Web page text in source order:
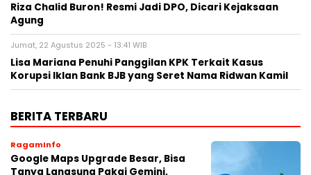
Riza Chalid Buron! Resmi Jadi DPO, Dicari Kejaksaan
Agung
Jumat, 22 Agustus 2025 - 13:41 WIB
Lisa Mariana Penuhi Panggilan KPK Terkait Kasus
Korupsi Iklan Bank BJB yang Seret Nama Ridwan Kamil
BERITA TERBARU
RagamInfo
Google Maps Upgrade Besar, Bisa
Tanya Langsung Pakai Gemini,